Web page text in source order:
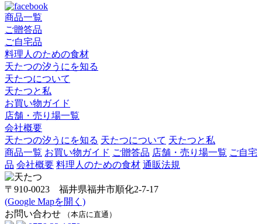
商品一覧
ご贈答品
ご自宅品
料理人のための食材
天たつの汐うにを知る
天たつについて
天たつと私
お買い物ガイド
店舗・売り場一覧
会社概要
天たつの汐うにを知る 天たつについて 天たつと私
商品一覧 お買い物ガイド ご贈答品 店舗・売り場一覧 ご自宅
品 会社概要 料理人のための食材 通販法規
〒910-0023 福井県福井市順化2-7-17
(Google Mapを開く)
お問い合わせ
（本店に直通）